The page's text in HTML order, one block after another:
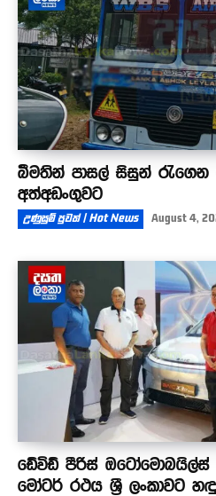
බීමතින් පාසල් සිසුන්
අත්අඩංගුවට
උණුසුම් පුවත් | Hot News August 4,
ඩේවිඩ් පීරිස් ඔටෝමොබයිල්ස්
මෝටර් රථය ශ්‍රී ලංකාවට